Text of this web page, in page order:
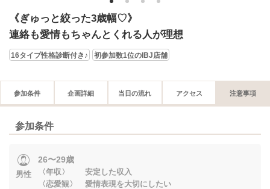
1 2 3 4
《ぎゅっと絞った3歳幅♡》
連絡も愛情もちゃんとくれる人が理想
16タイプ性格診断付き♪ 初参加数1位のIBJ店舗
参加条件 企画詳細 当日の流れ アクセス 注意事項
参加条件
男性
26〜29歳
〈年収〉 安定した収入
〈恋愛観〉 愛情表現を大切にしたい